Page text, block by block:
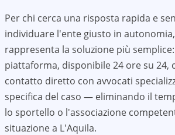
Per chi cerca una risposta rapida e
individuare l'ente giusto in
rappresenta la soluzione più
piattaforma, disponibile 24 ore su 24,
contatto diretto con avvocati
specifica del caso — eliminando il
lo sportello o l'associazione
situazione a L'Aquila.